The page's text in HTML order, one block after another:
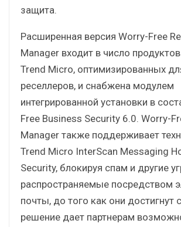
защита.
Расширенная версия Worry-Free
Manager входит в число
Trend Micro, оптимизированных
реселлеров, и снабжена модулем
интегрированной установки в
Free Business Security 6.0. Worry-
Manager также поддерживает
Trend Micro InterScan Messaging
Security, блокируя спам и другие
распространяемые посредством
почты, до того как они достигнут
решение дает партнерам